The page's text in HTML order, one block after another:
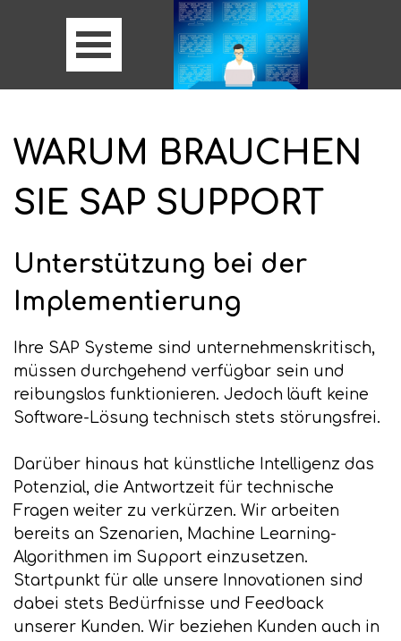
WARUM BRAUCHEN
SIE SAP SUPPORT
Unterstützung bei der
Implementierung
Ihre SAP Systeme sind unternehmenskritisch,
müssen durchgehend verfügbar sein und
reibungslos funktionieren. Jedoch läuft keine
Software-Lösung technisch stets störungsfrei.
Darüber hinaus hat künstliche Intelligenz das
Potenzial, die Antwortzeit für technische
Fragen weiter zu verkürzen. Wir arbeiten
bereits an Szenarien, Machine Learning-
Algorithmen im Support einzusetzen.
Startpunkt für alle unsere Innovationen sind
dabei stets Bedürfnisse und Feedback
unserer Kunden. Wir beziehen Kunden auch in